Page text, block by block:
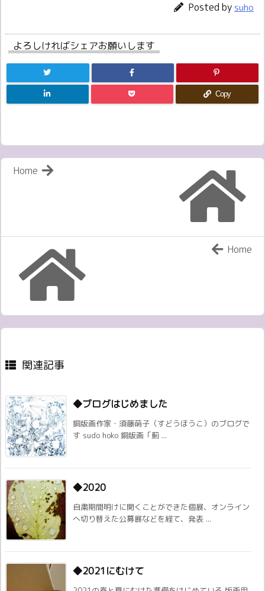
Posted by suho
よろしければシェアお願いします
Copy
Home
Home
関連記事
◆ブログはじめました
銅版画作家・須藤萌子（すどうほうこ）のブログで
す sudo hoko 銅版画「薊 ...
◆2020
自粛期間明けに開くことができた個展、オンライン
へ切り替えた公募展などを経て、発表 ...
◆2021にむけて